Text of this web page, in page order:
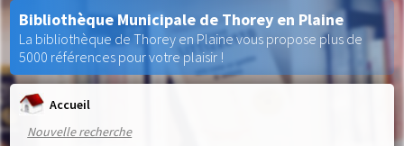
Accueil
Nouvelle recherche
Bibliothèque Municipale de Thorey en Plaine
La bibliothèque de Thorey en Plaine vous propose plus de
5000 références pour votre plaisir !